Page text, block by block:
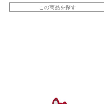
この商品を探す